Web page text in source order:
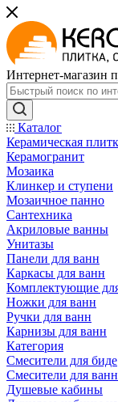
Интернет-магазин
Каталог
Керамическая
Керамогранит
Мозаика
Клинкер и ступени
Мозаичное панно
Сантехника
Акриловые ванны
Унитазы
Панели для ванн
Каркасы для ванн
Комплектующие
Ножки для ванн
Ручки для ванн
Карнизы для ванн
Категория
Смесители для биде
Смесители для
Душевые кабины